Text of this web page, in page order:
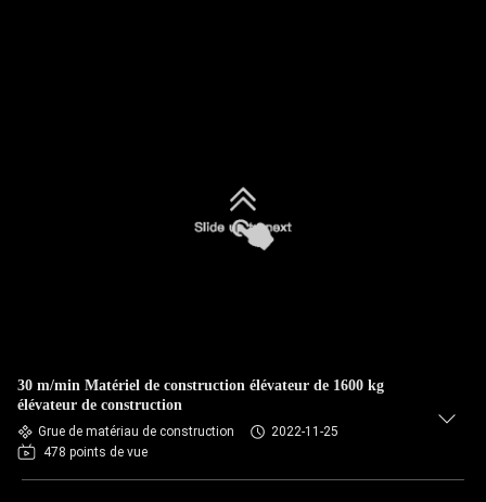
30 m/min Matériel de construction élévateur de 1600 kg
élévateur de construction
Grue de matériau de construction
2022-11-25
478 points de vue